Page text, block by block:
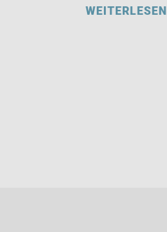
WEITERLESEN